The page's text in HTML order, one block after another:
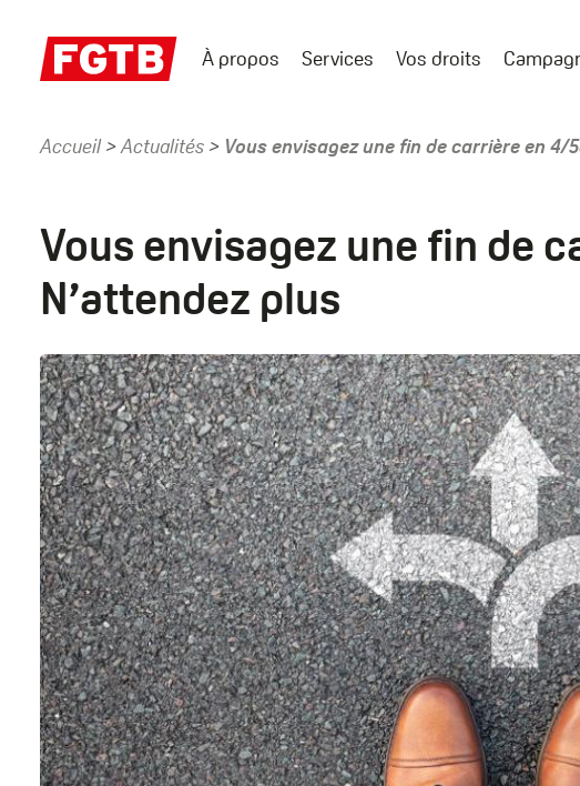
contenu
À propos Services Vos droits
Accueil Actualités Vous envisagez une fin de carrière en 4/
Vous envisagez une fin de
N’attendez plus